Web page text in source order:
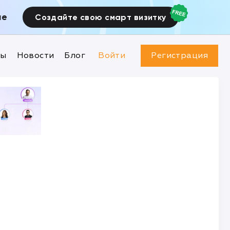
Создайте свою смарт визитку
Новости Блог Войти Регистрация